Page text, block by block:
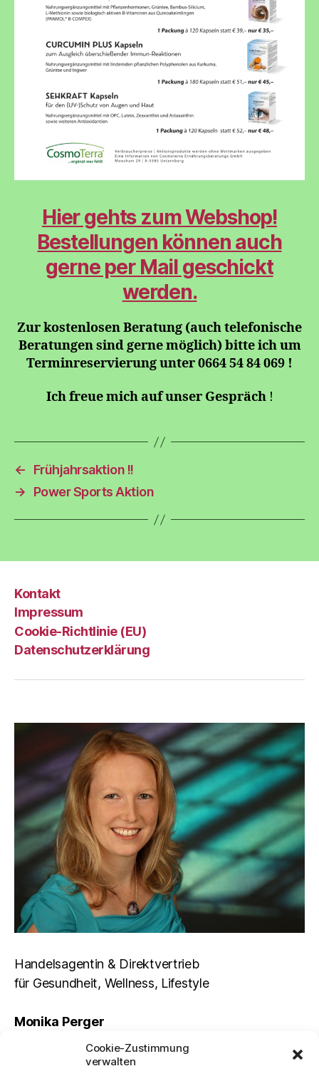
Cookie-Zustimmung
verwalten
Hier gehts zum Webshop!
Bestellungen können auch
gerne per Mail geschickt
werden.
Zur kostenlosen Beratung (auch telefonische
Beratungen sind gerne möglich) bitte ich um
Terminreservierung unter 0664 54 84 069 !
Ich freue mich auf unser Gespräch!
←
Frühjahrsaktion !!
→
Power Sports Aktion
Kontakt
Impressum
Cookie-Richtlinie (EU)
Datenschutzerklärung
Handelsagentin & Direktvertrieb
für Gesundheit, Wellness, Lifestyle
Monika Perger
8504 Preding